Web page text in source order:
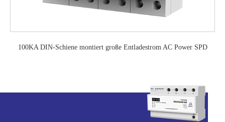
100KA DIN-Schiene montiert große Entladestrom AC Power SPD